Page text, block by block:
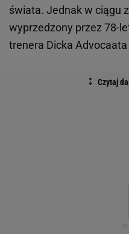
świata. Jednak w ciągu
wyprzedzony przez 78-
trenera Dicka Advocaata